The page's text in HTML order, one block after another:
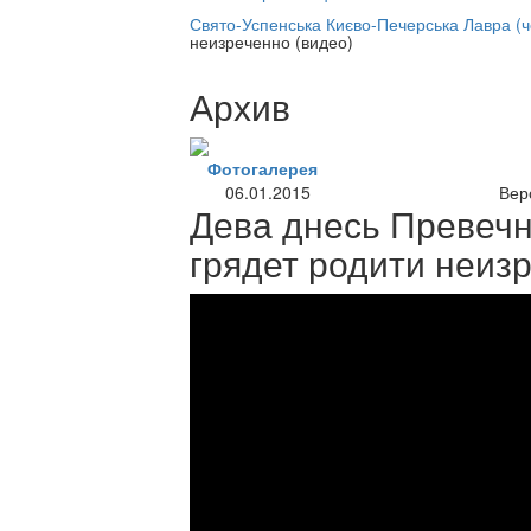
12 сентября
Свято-Успенська Києво-Печерська Лавра
неизреченно (видео)
Архив
Фотогалерея
06.01.2015
Дева днесь
грядет родити